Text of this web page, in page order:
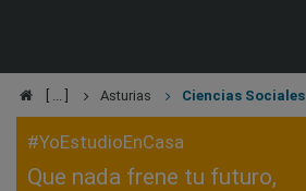
Asturias Ciencias Sociales
#YoEstudioEnCasa
Que nada frene tu futuro,